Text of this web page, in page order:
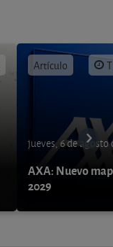
Artículo
jueves, 6 de agosto
AXA: Nuevo
2029